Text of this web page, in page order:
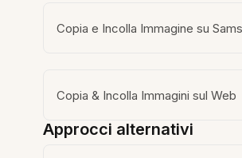
Copia e Incolla Immagine su
Copia & Incolla Immagini sul Web
Approcci alternativi